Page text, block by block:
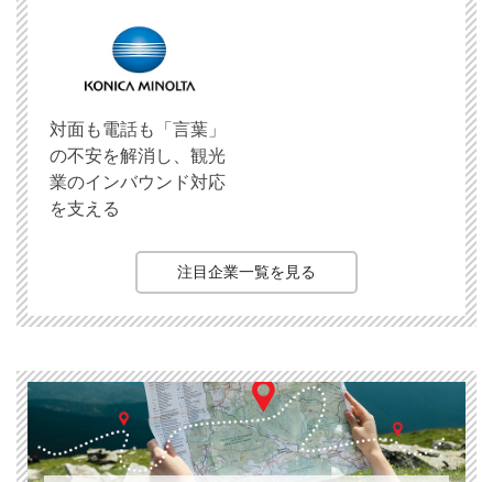
対面も電話も「言葉」
の不安を解消し、観光
業のインバウンド対応
を支える
注目企業一覧を見る